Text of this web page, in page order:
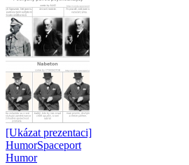
[Ukázat prezentaci]
HumorSpaceport
Humor